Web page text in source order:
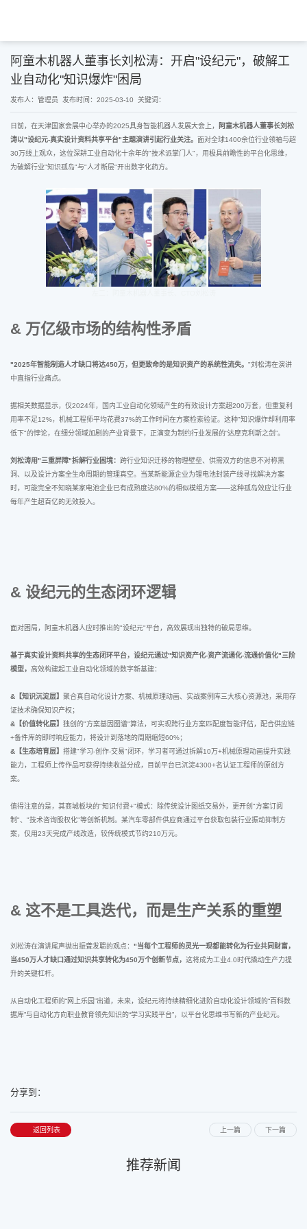
阿童木机器人董事长刘松涛：开启"设纪元"，破解工
业自动化"知识爆炸"困局
发布人：管理员 发布时间：2025-03-10 关键词：
日前，在天津国家会展中心举办的2025具身智能机器人发展大会上，
阿童木机器人董事长刘松
涛以"设纪元-真实设计资料共享平台"主题演讲引起行业关注。 面对全球1400余位行业领袖与超
30万线上观众，这位深耕工业自动化十余年的"技术派掌门人"，用极具前瞻性的平台化思维，
为破解行业"知识孤岛"与"人才断层"开出数字化药方。
& 万亿级市场的结构性矛盾
"2025年智能制造人才缺口将达450万，但更致命的是知识资产的系统性流失。 "刘松涛在演讲
中直指行业痛点。
据相关数据显示，仅2024年，国内工业自动化领域产生的有效设计方案超200万套，但重复利
用率不足12%，机械工程师平均花费37%的工作时间在方案检索验证。这种"知识爆炸却利用率
低下"的悖论，在细分领域加剧的产业背景下，正演变为制约行业发展的“达摩克利斯之剑”。
刘松涛用"三重屏障"拆解行业困境： 跨行业知识迁移的物理壁垒、供需双方的信息不对称黑
洞、以及设计方案全生命周期的管理真空。当某新能源企业为锂电池封装产线寻找解决方案
时，可能完全不知晓某家电池企业已有成熟度达80%的相似模组方案——这种孤岛效应让行业
每年产生超百亿的无效投入。
& 设纪元的生态闭环逻辑
面对困局，阿童木机器人应时推出的"设纪元"平台，高效展现出独特的破局思维。
基于真实设计资料共享的生态闭环平台，设纪元通过"知识资产化-资产流通化-流通价值化"三阶
模型， 高效构建起工业自动化领域的数字新基建：
&【知识沉淀层】 聚合真自动化设计方案、机械原理动画、实战案例库三大核心资源池，采用存
证技术确保知识产权；
&【价值转化层】 独创的"方案基因图谱"算法，可实现跨行业方案匹配度智能评估，配合供应链
+备件库的即时响应能力，将设计到落地的周期缩短60%；
&【生态培育层】 搭建"学习-创作-交易"闭环，学习者可通过拆解10万+机械原理动画提升实践
能力，工程师上传作品可获得持续收益分成，目前平台已沉淀4300+名认证工程师的原创方
案。
值得注意的是，其商城板块的"知识付费+"模式：除传统设计图纸交易外，更开创"方案订阅
制"、"技术咨询股权化"等创新机制。某汽车零部件供应商通过平台获取包装行业振动抑制方
案，仅用23天完成产线改造，较传统模式节约210万元。
& 这不是工具迭代，而是生产关系的重塑
刘松涛在演讲尾声抛出振聋发聩的观点： "当每个工程师的灵光一现都能转化为行业共同财富，
当450万人才缺口通过知识共享转化为450万个创新节点， 这将成为工业4.0时代撬动生产力提
升的关键杠杆。
从自动化工程师的“网上乐园”出道，未来，设纪元将持续精细化进阶自动化设计领域的“百科数
据库”与自动化方向职业教育领先知识的“学习实践平台”，以平台化思维书写新的产业纪元。
分享到：
返回列表 上一篇 下一篇
推荐新闻